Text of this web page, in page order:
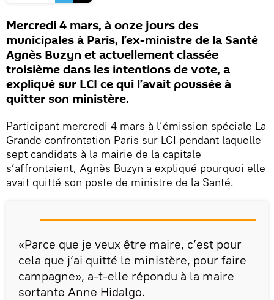
Mercredi 4 mars, à onze jours des
municipales à Paris, l’ex-ministre de la Santé
Agnès Buzyn et actuellement classée
troisième dans les intentions de vote, a
expliqué sur LCI ce qui l’avait poussée à
quitter son ministère.
Participant mercredi 4 mars à l’émission spéciale La
Grande confrontation Paris sur LCI pendant laquelle
sept candidats à la mairie de la capitale
s’affrontaient, Agnès Buzyn a expliqué pourquoi elle
avait quitté son poste de ministre de la Santé.
«Parce que je veux être maire, c’est pour
cela que j’ai quitté le ministère, pour faire
campagne», a-t-elle répondu à la maire
sortante Anne Hidalgo.